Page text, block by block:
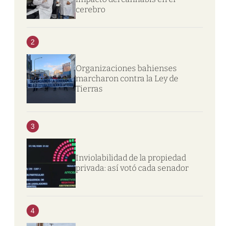
cerebro
2
Organizaciones bahienses
marcharon contra la Ley de
Tierras
3
Inviolabilidad de la propiedad
privada: así votó cada senador
4